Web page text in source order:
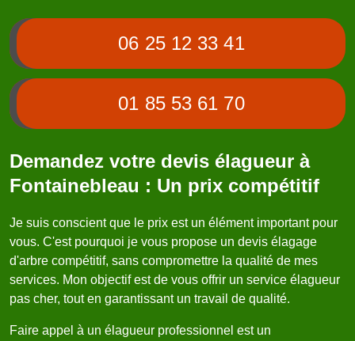
06 25 12 33 41
01 85 53 61 70
Demandez votre devis élagueur à
Fontainebleau : Un prix compétitif
Je suis conscient que le prix est un élément important pour
vous. C'est pourquoi je vous propose un devis élagage
d'arbre compétitif, sans compromettre la qualité de mes
services. Mon objectif est de vous offrir un service élagueur
pas cher, tout en garantissant un travail de qualité.
Faire appel à un élagueur professionnel est un